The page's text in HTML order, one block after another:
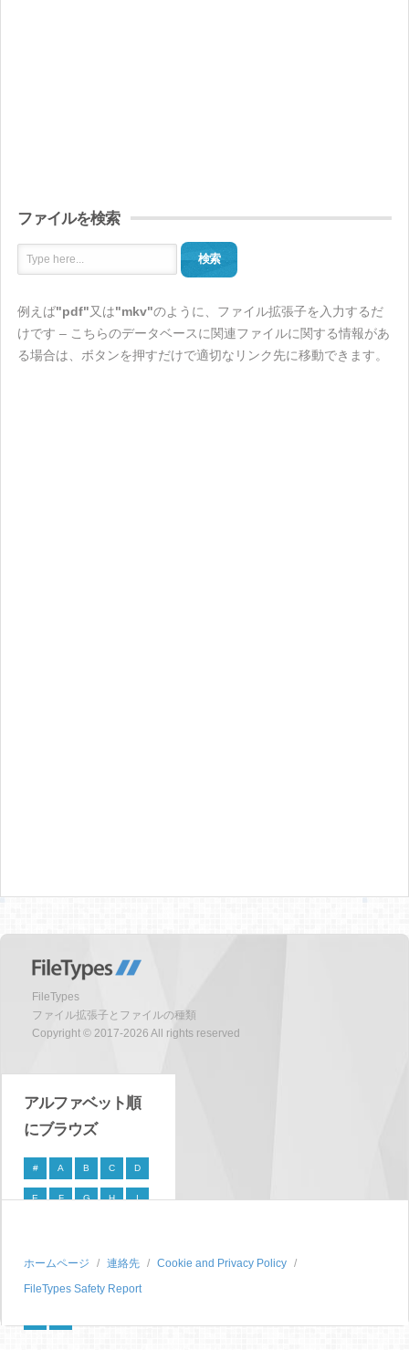
ファイルを検索
検索
例えば"pdf"又は"mkv"のように、ファイル拡張子を入力するだ
けです – こちらのデータベースに関連ファイルに関する情報があ
る場合は、ボタンを押すだけで適切なリンク先に移動できます。
FileTypes
ファイル拡張子とファイルの種類
Copyright © 2017-2026 All rights reserved
アルファベット順
にブラウズ
# A B C D
E F G H I
P Q R S
T U V W X
ホームページ 連絡先
Cookie and Privacy Policy
FileTypes Safety Report